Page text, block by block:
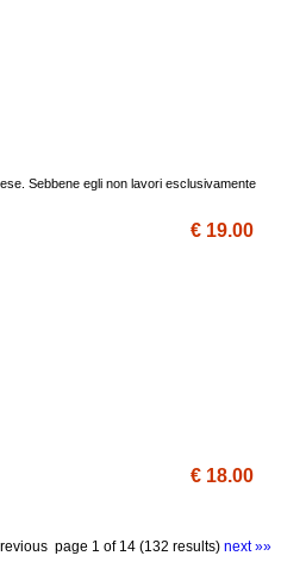
Sebbene egli non lavori esclusivamente
€ 19.00
€ 18.00
page 1 of 14 (132 results) next »»